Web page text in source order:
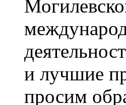
и лучшие
просим